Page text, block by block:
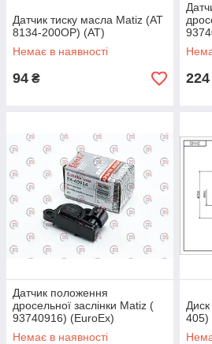
Датчик тиску масла Matiz (AT
8134-200OP) (AT)
Немає в наявності
94 ₴ 224
Датчик положення
дросельної заслінки Matiz (
93740916) (EuroEx)
Немає в наявності
405)